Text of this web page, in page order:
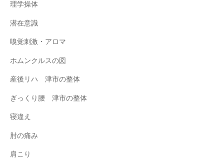
理学操体
潜在意識
嗅覚刺激・アロマ
ホムンクルスの図
産後リハ 津市の整体
ぎっくり腰 津市の整体
寝違え
肘の痛み
肩こり